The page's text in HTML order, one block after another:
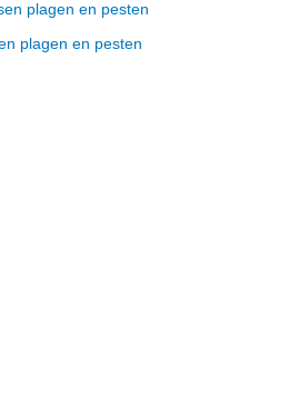
plagen en pesten
plagen en pesten